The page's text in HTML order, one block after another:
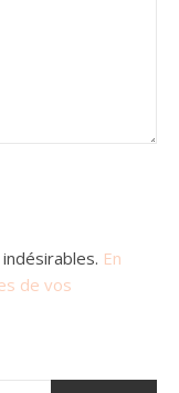
En
de vos